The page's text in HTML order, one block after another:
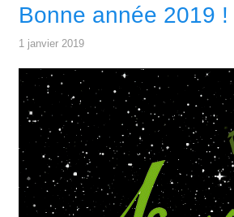
Bonne année 2019 !
1 janvier 2019